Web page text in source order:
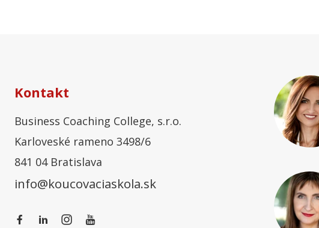
Kontakt
Business Coaching College, s.r.o.
Karloveské rameno 3498/6
841 04 Bratislava
info@koucovaciaskola.sk